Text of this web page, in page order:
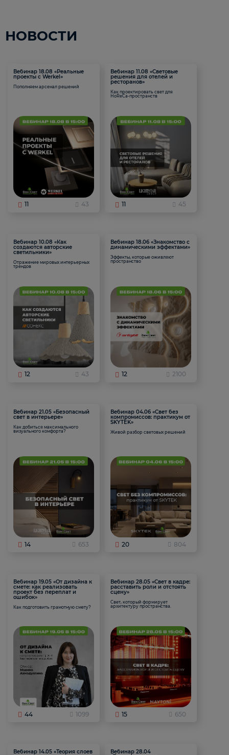
НОВОСТИ
Вебинар 18.08 «Реальные
проекты с Werkel»
Пополняем арсенал решений
11 43
Вебинар 11.08 «Световые
решения для отелей и
ресторанов»
Как проектировать свет для
HoReCa-пространств
11 45
Вебинар 10.08 «Как
создаются авторские
светильники»
Отражение мировых интерьерных
трендов
12 43
Вебинар 18.06 «Знакомство с
динамическими эффектами»
Эффекты, которые оживляют
пространство
12 2100
Вебинар 21.05 «Безопасный
свет в интерьере»
Как добиться максимального
визуального комфорта?
14 653
Вебинар 04.06 «Свет без
компромиссов: практикум от
SKYTEK»
Живой разбор световых решений
20 804
Вебинар 19.05 «От дизайна к
смете: как реализовать
проект без переплат и
ошибок»
Как подготовить грамотную смету?
44 1099
Вебинар 28.05 «Свет в кадре:
расставить роли и отстоять
сцену»
Свет, который формирует
архитектуру пространства.
15 650
Вебинар 14.05 «Теория слоев Вебинар 28.04